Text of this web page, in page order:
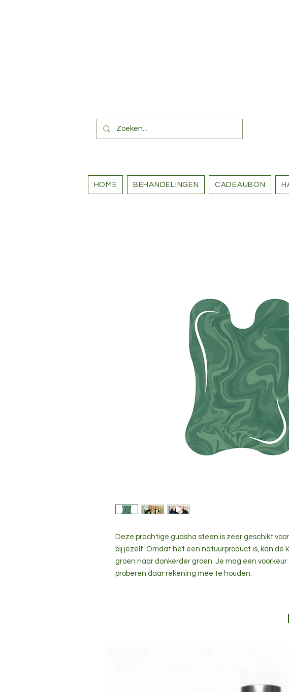
HOME BEHANDELINGEN CADEAUBON
Deze prachtige guasha steen is zeer geschikt
bij jezelf. Omdat het een natuurproduct is, kan de
groen naar donkerder groen. Je mag een
proberen daar rekening mee te houden.